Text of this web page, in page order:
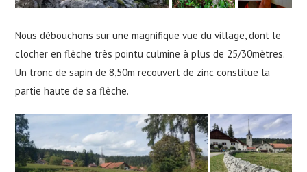
Nous débouchons sur une magnifique vue du village, dont le
clocher en flèche très pointu culmine à plus de 25/30mètres.
Un tronc de sapin de 8,50m recouvert de zinc constitue la
partie haute de sa flèche.